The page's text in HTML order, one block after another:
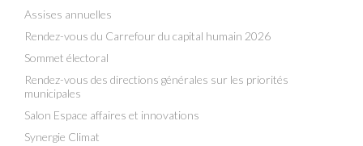
Assises annuelles
Rendez-vous du Carrefour du capital humain 2026
Sommet électoral
Rendez-vous des directions générales sur les priorités
municipales
Salon Espace affaires et innovations
Synergie Climat